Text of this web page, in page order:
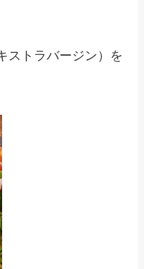
ストラバージン）を